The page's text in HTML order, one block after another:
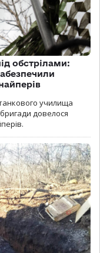
обстрілами:
училища
бригади довелося